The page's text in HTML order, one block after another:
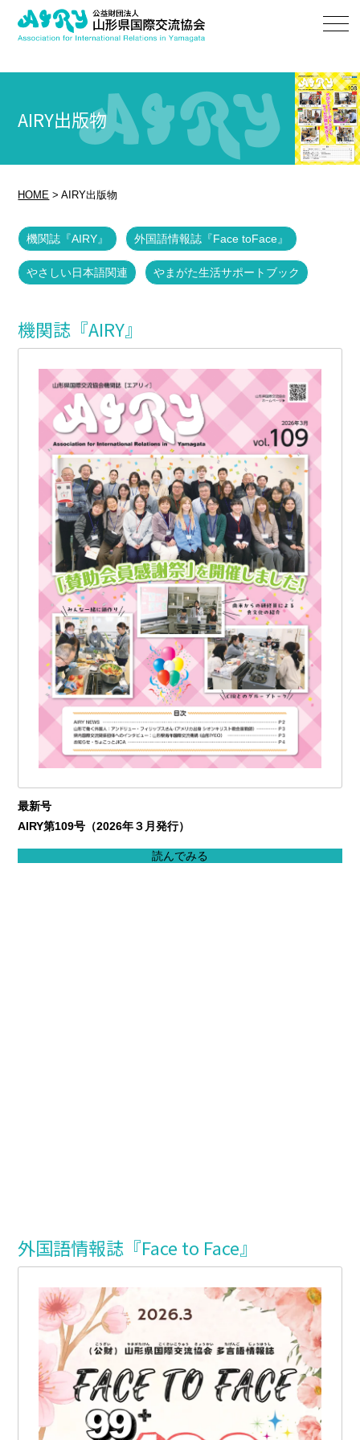
AIRY出版物
HOME >AIRY出版物
機関誌『AIRY』 外国語情報誌『Face toFace』
やさしい日本語関連 やまがた生活サポートブック
機関誌『AIRY』
最新号
AIRY第109号（2026年３月発行）
読んでみる
外国語情報誌『Face to Face』